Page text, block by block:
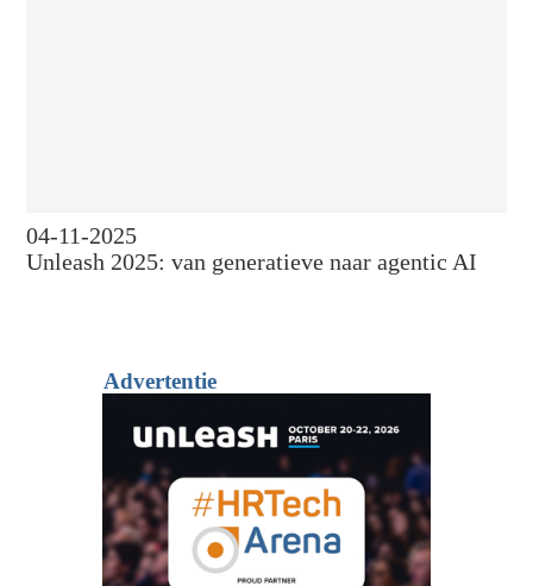
04-11-2025
Unleash 2025: van generatieve naar agentic AI
Advertentie